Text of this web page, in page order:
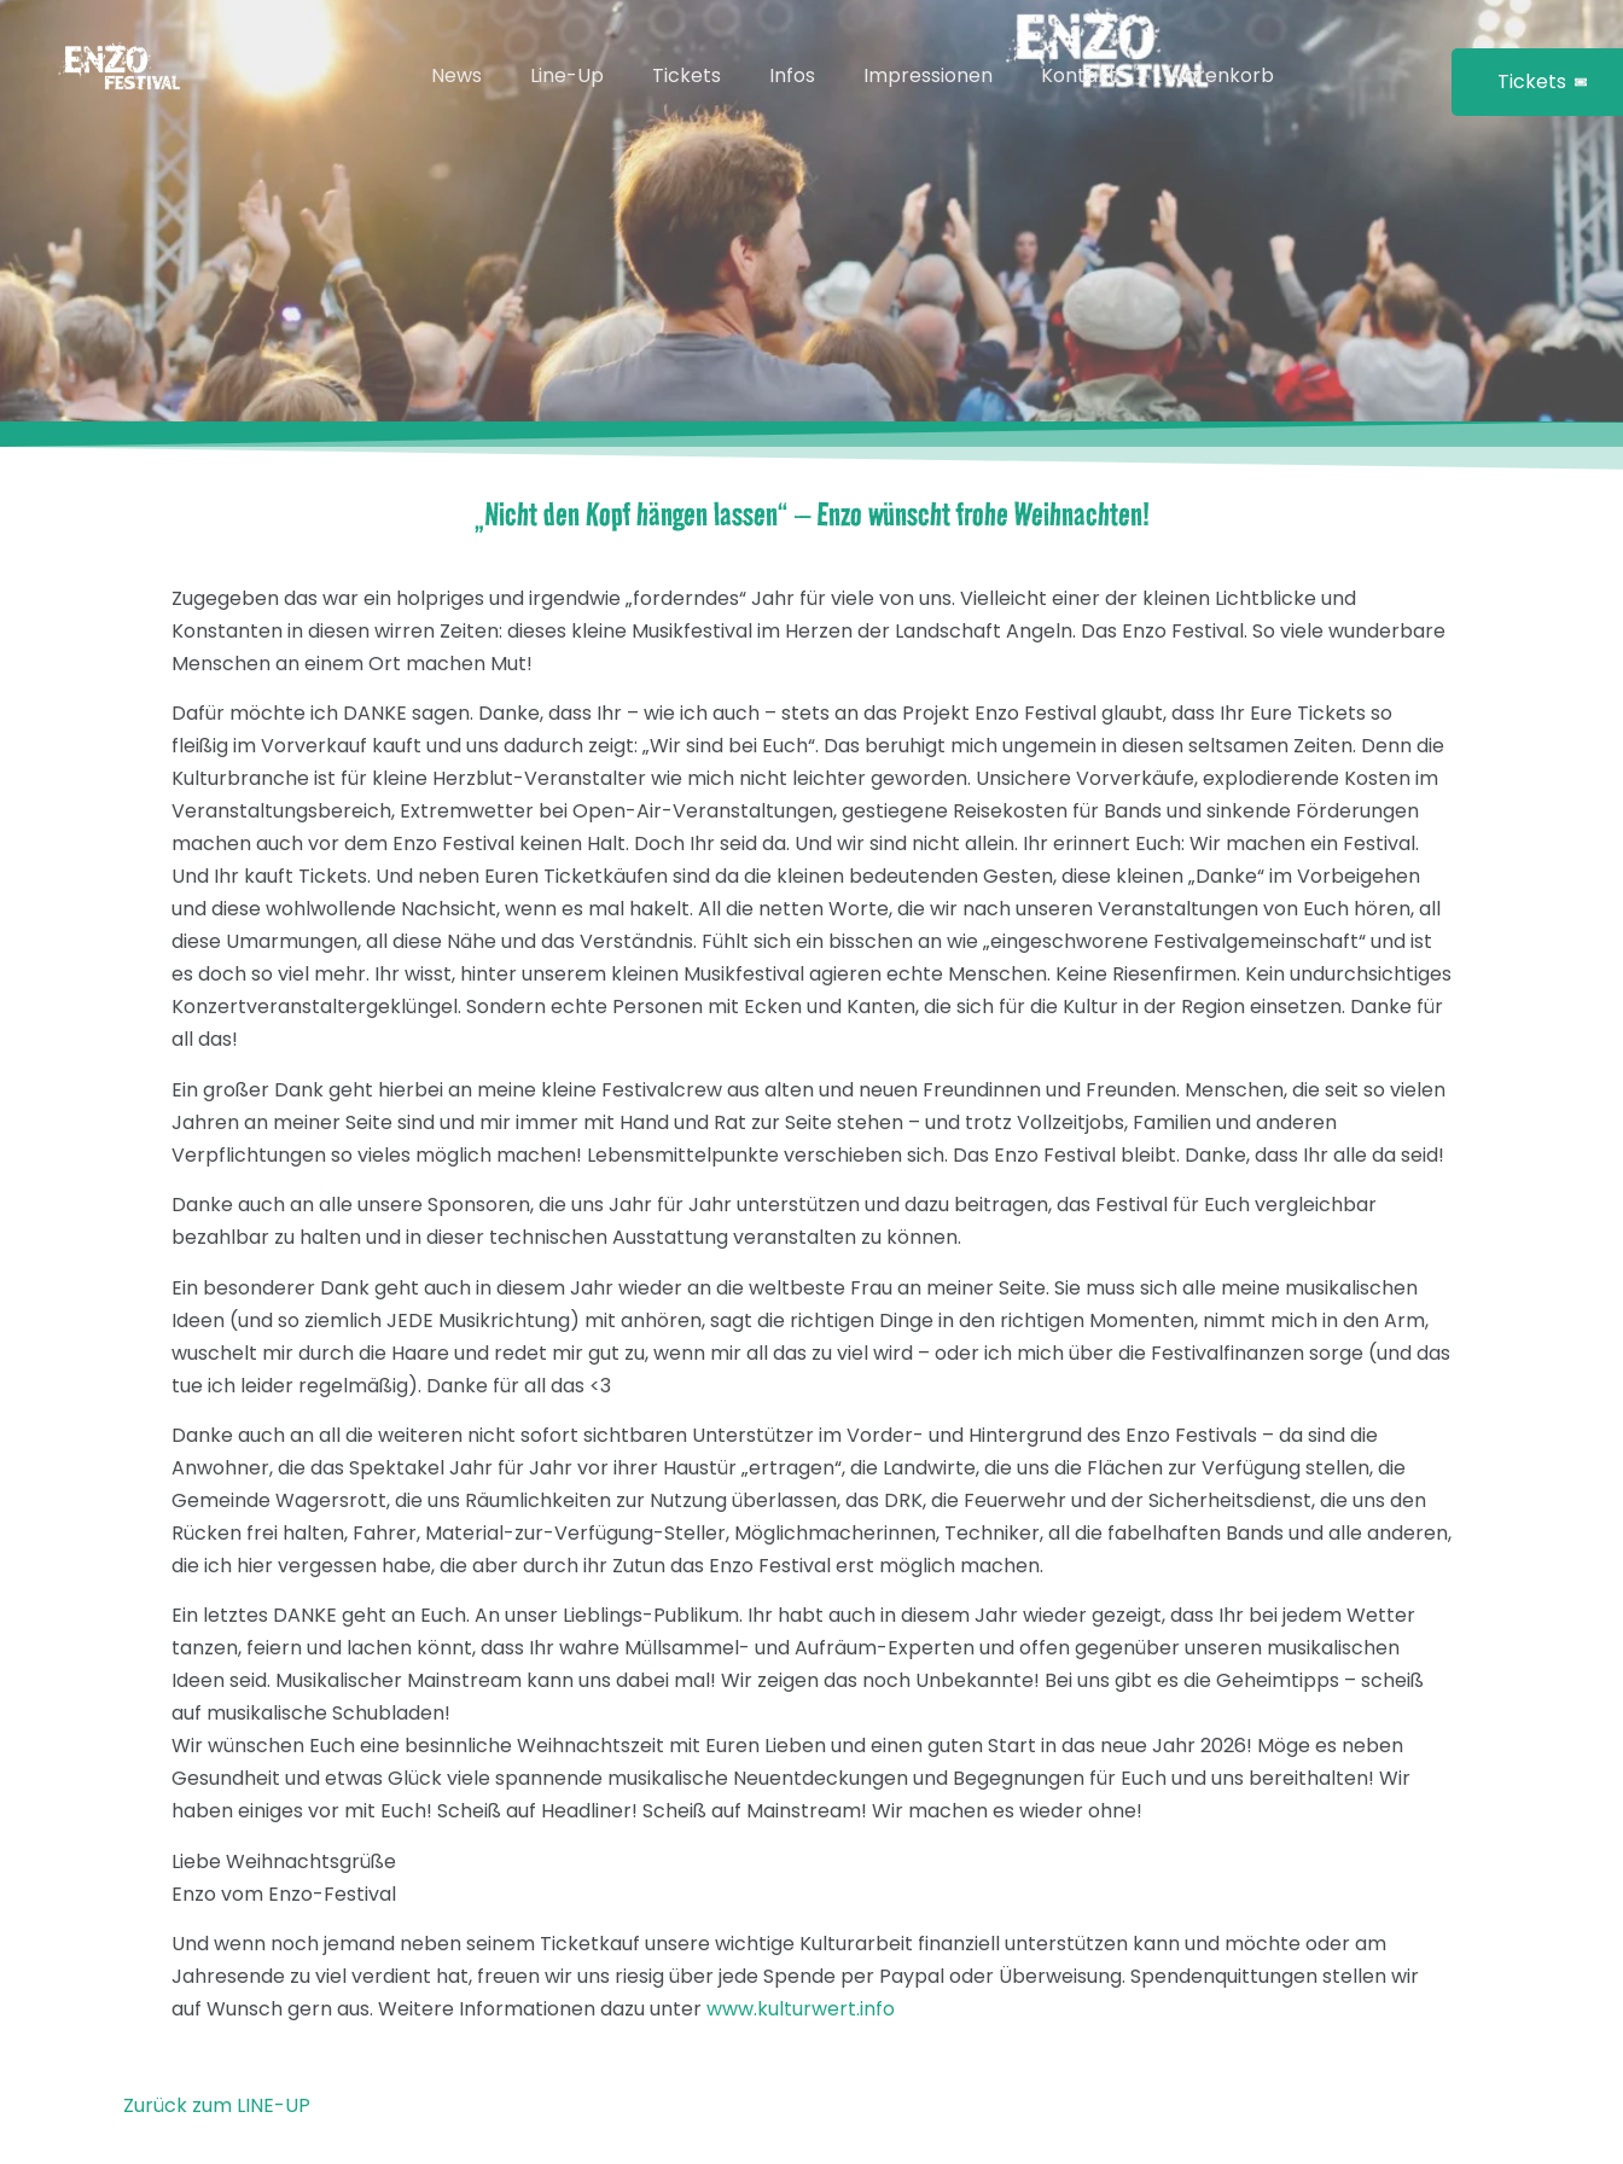
News Line-Up Tickets Infos Impressionen Kontakt Warenkorb Tickets
„Nicht den Kopf hängen lassen“ – Enzo wünscht frohe Weihnachten!
Zugegeben das war ein holpriges und irgendwie „forderndes“ Jahr für viele von uns. Vielleicht einer der kleinen Lichtblicke und
Konstanten in diesen wirren Zeiten: dieses kleine Musikfestival im Herzen der Landschaft Angeln. Das Enzo Festival. So viele wunderbare
Menschen an einem Ort machen Mut!
Dafür möchte ich DANKE sagen. Danke, dass Ihr – wie ich auch – stets an das Projekt Enzo Festival glaubt, dass Ihr Eure Tickets so
fleißig im Vorverkauf kauft und uns dadurch zeigt: „Wir sind bei Euch“. Das beruhigt mich ungemein in diesen seltsamen Zeiten. Denn die
Kulturbranche ist für kleine Herzblut-Veranstalter wie mich nicht leichter geworden. Unsichere Vorverkäufe, explodierende Kosten im
Veranstaltungsbereich, Extremwetter bei Open-Air-Veranstaltungen, gestiegene Reisekosten für Bands und sinkende Förderungen
machen auch vor dem Enzo Festival keinen Halt. Doch Ihr seid da. Und wir sind nicht allein. Ihr erinnert Euch: Wir machen ein Festival.
Und Ihr kauft Tickets. Und neben Euren Ticketkäufen sind da die kleinen bedeutenden Gesten, diese kleinen „Danke“ im Vorbeigehen
und diese wohlwollende Nachsicht, wenn es mal hakelt. All die netten Worte, die wir nach unseren Veranstaltungen von Euch hören, all
diese Umarmungen, all diese Nähe und das Verständnis. Fühlt sich ein bisschen an wie „eingeschworene Festivalgemeinschaft“ und ist
es doch so viel mehr. Ihr wisst, hinter unserem kleinen Musikfestival agieren echte Menschen. Keine Riesenfirmen. Kein undurchsichtiges
Konzertveranstaltergeklüngel. Sondern echte Personen mit Ecken und Kanten, die sich für die Kultur in der Region einsetzen. Danke für
all das!
Ein großer Dank geht hierbei an meine kleine Festivalcrew aus alten und neuen Freundinnen und Freunden. Menschen, die seit so vielen
Jahren an meiner Seite sind und mir immer mit Hand und Rat zur Seite stehen – und trotz Vollzeitjobs, Familien und anderen
Verpflichtungen so vieles möglich machen! Lebensmittelpunkte verschieben sich. Das Enzo Festival bleibt. Danke, dass Ihr alle da seid!
Danke auch an alle unsere Sponsoren, die uns Jahr für Jahr unterstützen und dazu beitragen, das Festival für Euch vergleichbar
bezahlbar zu halten und in dieser technischen Ausstattung veranstalten zu können.
Ein besonderer Dank geht auch in diesem Jahr wieder an die weltbeste Frau an meiner Seite. Sie muss sich alle meine musikalischen
Ideen (und so ziemlich JEDE Musikrichtung) mit anhören, sagt die richtigen Dinge in den richtigen Momenten, nimmt mich in den Arm,
wuschelt mir durch die Haare und redet mir gut zu, wenn mir all das zu viel wird – oder ich mich über die Festivalfinanzen sorge (und das
tue ich leider regelmäßig). Danke für all das <3
Danke auch an all die weiteren nicht sofort sichtbaren Unterstützer im Vorder- und Hintergrund des Enzo Festivals – da sind die
Anwohner, die das Spektakel Jahr für Jahr vor ihrer Haustür „ertragen“, die Landwirte, die uns die Flächen zur Verfügung stellen, die
Gemeinde Wagersrott, die uns Räumlichkeiten zur Nutzung überlassen, das DRK, die Feuerwehr und der Sicherheitsdienst, die uns den
Rücken frei halten, Fahrer, Material-zur-Verfügung-Steller, Möglichmacherinnen, Techniker, all die fabelhaften Bands und alle anderen,
die ich hier vergessen habe, die aber durch ihr Zutun das Enzo Festival erst möglich machen.
Ein letztes DANKE geht an Euch. An unser Lieblings-Publikum. Ihr habt auch in diesem Jahr wieder gezeigt, dass Ihr bei jedem Wetter
tanzen, feiern und lachen könnt, dass Ihr wahre Müllsammel- und Aufräum-Experten und offen gegenüber unseren musikalischen
Ideen seid. Musikalischer Mainstream kann uns dabei mal! Wir zeigen das noch Unbekannte! Bei uns gibt es die Geheimtipps – scheiß
auf musikalische Schubladen!
Wir wünschen Euch eine besinnliche Weihnachtszeit mit Euren Lieben und einen guten Start in das neue Jahr 2026! Möge es neben
Gesundheit und etwas Glück viele spannende musikalische Neuentdeckungen und Begegnungen für Euch und uns bereithalten! Wir
haben einiges vor mit Euch! Scheiß auf Headliner! Scheiß auf Mainstream! Wir machen es wieder ohne!
Liebe Weihnachtsgrüße
Enzo vom Enzo-Festival
Und wenn noch jemand neben seinem Ticketkauf unsere wichtige Kulturarbeit finanziell unterstützen kann und möchte oder am
Jahresende zu viel verdient hat, freuen wir uns riesig über jede Spende per Paypal oder Überweisung. Spendenquittungen stellen wir
auf Wunsch gern aus. Weitere Informationen dazu unterwww.kulturwert.info
Zurück zum LINE-UP